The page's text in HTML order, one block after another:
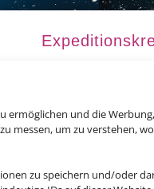
ermöglichen und die
messen, um zu verstehen,
zu speichern und/oder